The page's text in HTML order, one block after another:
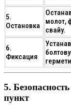
5.
Остановка
молот,
свайу.
6.
Фиксация
5.
пункт